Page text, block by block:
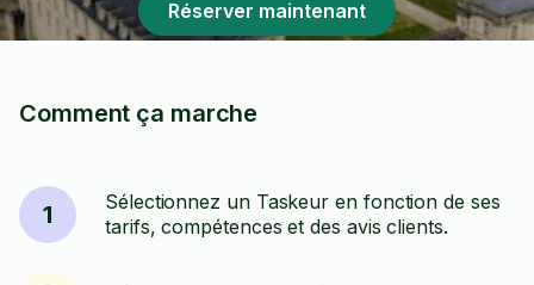
Réserver maintenant
Comment ça marche
1
Sélectionnez un Taskeur en fonction de ses
tarifs, compétences et des avis clients.